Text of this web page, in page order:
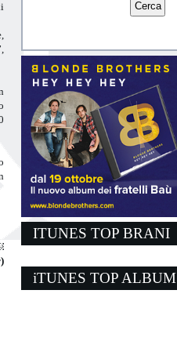
ITUNES TOP BRANI
iTUNES TOP ALBUM